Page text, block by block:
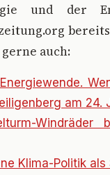
und der
auch:
am 24.
Klima-Politik